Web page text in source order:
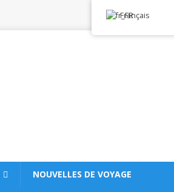
NOUVELLES DE VOYAGE
Français